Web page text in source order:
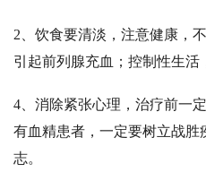
2、饮食要清淡，注意健康，
引起前列腺充血；控制性生活
4、消除紧张心理，治疗前一
有血精患者，一定要树立战
志。